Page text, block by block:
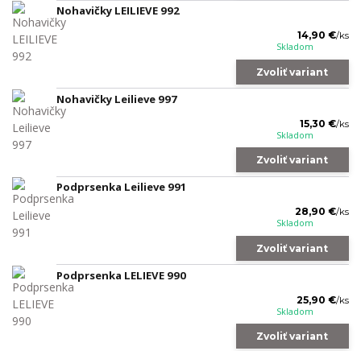
Nohavičky LEILIEVE 992
14,90 €/ks
Skladom
Zvoliť variant
Nohavičky Leilieve 997
15,30 €/ks
Skladom
Zvoliť variant
Podprsenka Leilieve 991
28,90 €/ks
Skladom
Zvoliť variant
Podprsenka LELIEVE 990
25,90 €/ks
Skladom
Zvoliť variant